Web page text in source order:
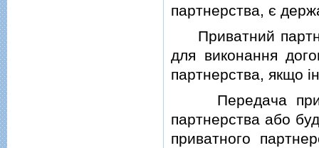
партнерства, є
Приватний
для виконання
партнерства, якщо
Передача
партнерства або
приватного